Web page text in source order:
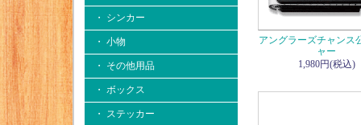
・ シンカー
・ 小物
・ その他用品
・ ボックス
・ ステッカー
アングラーズチャンス
ャー
1,980円(税込)